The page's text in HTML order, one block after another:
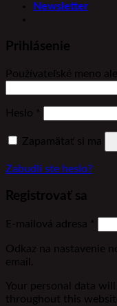
Newsletter
Prihlásenie
Používateľské meno
Heslo *
Zapamätať si ma
Zabudli ste heslo?
Registrovať sa
E-mailová adresa *
Odkaz na nastavenie
email.
Your personal data
throughout this